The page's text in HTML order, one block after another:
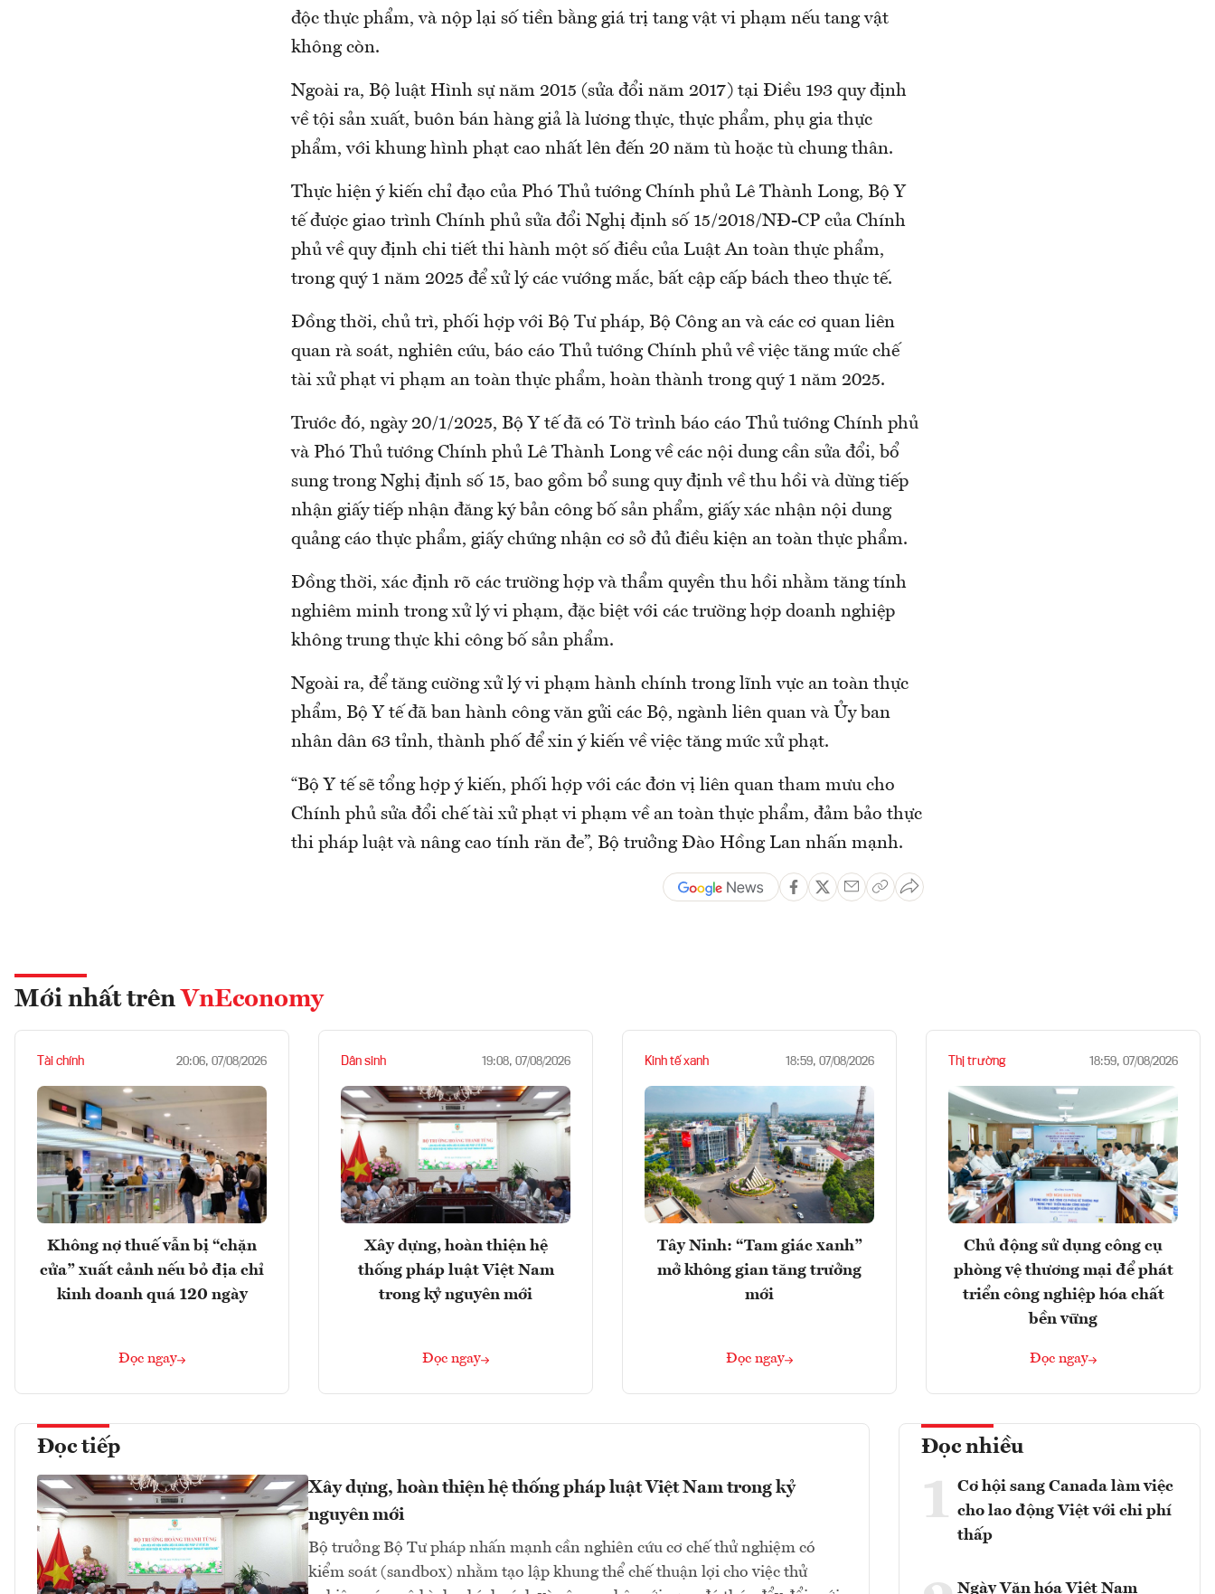
độc thực phẩm, và nộp lại số tiền bằng giá trị tang vật vi phạm nếu tang vật
không còn.
Ngoài ra, Bộ luật Hình sự năm 2015 (sửa đổi năm 2017) tại Điều 193 quy định
về tội sản xuất, buôn bán hàng giả là lương thực, thực phẩm, phụ gia thực
phẩm, với khung hình phạt cao nhất lên đến 20 năm tù hoặc tù chung thân.
Thực hiện ý kiến chỉ đạo của Phó Thủ tướng Chính phủ Lê Thành Long, Bộ Y
tế được giao trình Chính phủ sửa đổi Nghị định số 15/2018/NĐ-CP của Chính
phủ về quy định chi tiết thi hành một số điều của Luật An toàn thực phẩm,
trong quý 1 năm 2025 để xử lý các vướng mắc, bất cập cấp bách theo thực tế.
Đồng thời, chủ trì, phối hợp với Bộ Tư pháp, Bộ Công an và các cơ quan liên
quan rà soát, nghiên cứu, báo cáo Thủ tướng Chính phủ về việc tăng mức chế
tài xử phạt vi phạm an toàn thực phẩm, hoàn thành trong quý 1 năm 2025.
Trước đó, ngày 20/1/2025, Bộ Y tế đã có Tờ trình báo cáo Thủ tướng Chính phủ
và Phó Thủ tướng Chính phủ Lê Thành Long về các nội dung cần sửa đổi, bổ
sung trong Nghị định số 15, bao gồm bổ sung quy định về thu hồi và dừng tiếp
nhận giấy tiếp nhận đăng ký bản công bố sản phẩm, giấy xác nhận nội dung
quảng cáo thực phẩm, giấy chứng nhận cơ sở đủ điều kiện an toàn thực phẩm.
Đồng thời, xác định rõ các trường hợp và thẩm quyền thu hồi nhằm tăng tính
nghiêm minh trong xử lý vi phạm, đặc biệt với các trường hợp doanh nghiệp
không trung thực khi công bố sản phẩm.
Ngoài ra, để tăng cường xử lý vi phạm hành chính trong lĩnh vực an toàn thực
phẩm, Bộ Y tế đã ban hành công văn gửi các Bộ, ngành liên quan và Ủy ban
nhân dân 63 tỉnh, thành phố để xin ý kiến về việc tăng mức xử phạt.
“Bộ Y tế sẽ tổng hợp ý kiến, phối hợp với các đơn vị liên quan tham mưu cho
Chính phủ sửa đổi chế tài xử phạt vi phạm về an toàn thực phẩm, đảm bảo thực
thi pháp luật và nâng cao tính răn đe”, Bộ trưởng Đào Hồng Lan nhấn mạnh.
Mới nhất trên VnEconomy
Tài chính 20:06, 07/08/2026
Không nợ thuế vẫn bị “chặn
cửa” xuất cảnh nếu bỏ địa chỉ
kinh doanh quá 120 ngày
Đọc ngay
Dân sinh 19:08, 07/08/2026
Xây dựng, hoàn thiện hệ
thống pháp luật Việt Nam
trong kỷ nguyên mới
Đọc ngay
Kinh tế xanh 18:59, 07/08/2026
Tây Ninh: “Tam giác xanh”
mở không gian tăng trưởng
mới
Đọc ngay
Thị trường 18:59, 07/08/2026
Chủ động sử dụng công cụ
phòng vệ thương mại để phát
triển công nghiệp hóa chất
bền vững
Đọc ngay
Đọc tiếp
Xây dựng, hoàn thiện hệ thống pháp luật Việt Nam trong kỷ
nguyên mới
Bộ trưởng Bộ Tư pháp nhấn mạnh cần nghiên cứu cơ chế thử nghiệm có
kiểm soát (sandbox) nhằm tạo lập khung thể chế thuận lợi cho việc thử
Đọc nhiều
1 Cơ hội sang Canada làm việc
cho lao động Việt với chi phí
thấp
Ngày Văn hóa Việt Nam